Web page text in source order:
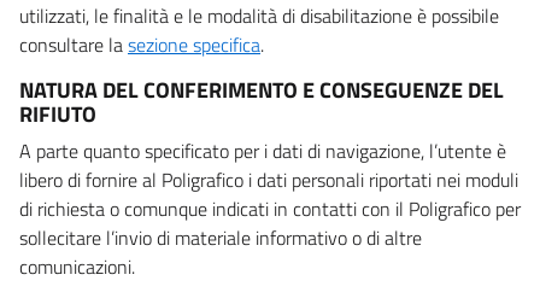
utilizzati, le finalità e le modalità di disabilitazione è possibile
consultare lasezione specifica.
NATURA DEL CONFERIMENTO E CONSEGUENZE DEL
RIFIUTO
A parte quanto specificato per i dati di navigazione, l’utente è
libero di fornire al Poligrafico i dati personali riportati nei moduli
di richiesta o comunque indicati in contatti con il Poligrafico per
sollecitare l’invio di materiale informativo o di altre
comunicazioni.